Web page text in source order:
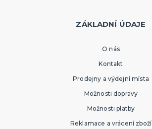
ZÁKLADNÍ ÚDAJE
O nás
Kontakt
Prodejny a výdejní místa
Možnosti dopravy
Možnosti platby
Reklamace a vrácení zboží